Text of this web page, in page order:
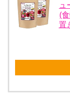
ュ
(
置